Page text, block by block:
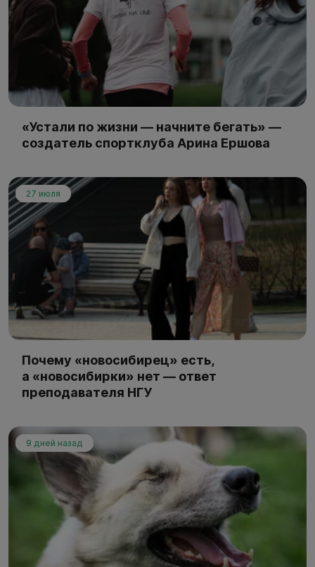
«Устали по жизни — начните бегать» —
создатель спортклуба Арина Ершова
27 июля
Почему «новосибирец» есть,
а «новосибирки» нет — ответ
преподавателя НГУ
9 дней назад